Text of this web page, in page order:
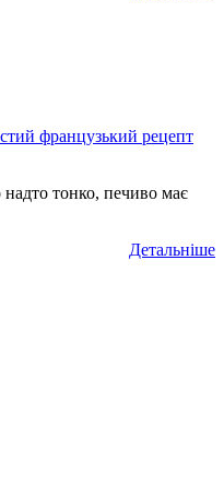
французький рецепт
тонко, печиво має
Детальніше